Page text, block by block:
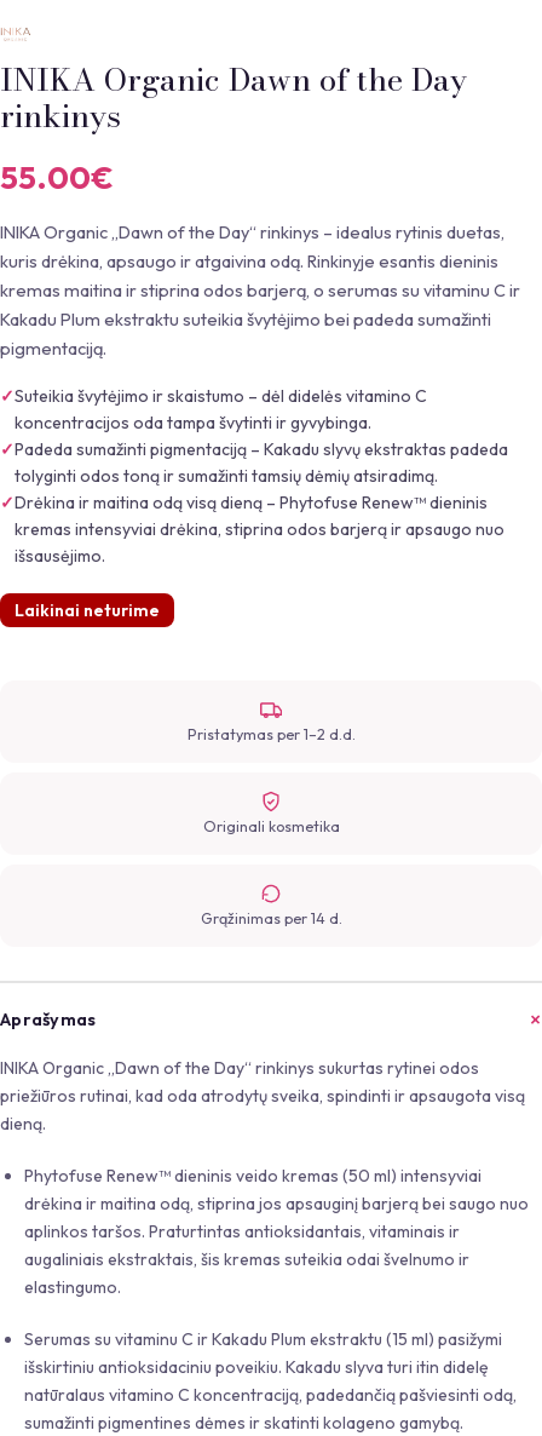
INIKA Organic Dawn of the Day
rinkinys
55.00€
INIKA Organic „Dawn of the Day“ rinkinys – idealus rytinis duetas,
kuris drėkina, apsaugo ir atgaivina odą. Rinkinyje esantis dieninis
kremas maitina ir stiprina odos barjerą, o serumas su vitaminu C ir
Kakadu Plum ekstraktu suteikia švytėjimo bei padeda sumažinti
pigmentaciją.
Suteikia švytėjimo ir skaistumo – dėl didelės vitamino C
koncentracijos oda tampa švytinti ir gyvybinga.
Padeda sumažinti pigmentaciją – Kakadu slyvų ekstraktas padeda
tolyginti odos toną ir sumažinti tamsių dėmių atsiradimą.
Drėkina ir maitina odą visą dieną – Phytofuse Renew™ dieninis
kremas intensyviai drėkina, stiprina odos barjerą ir apsaugo nuo
išsausėjimo.
Laikinai neturime
Pristatymas per 1–2 d.d.
Originali kosmetika
Grąžinimas per 14 d.
Aprašymas
INIKA Organic „Dawn of the Day“ rinkinys sukurtas rytinei odos
priežiūros rutinai, kad oda atrodytų sveika, spindinti ir apsaugota visą
dieną.
Phytofuse Renew™ dieninis veido kremas (50 ml) intensyviai
drėkina ir maitina odą, stiprina jos apsauginį barjerą bei saugo nuo
aplinkos taršos. Praturtintas antioksidantais, vitaminais ir
augaliniais ekstraktais, šis kremas suteikia odai švelnumo ir
elastingumo.
Serumas su vitaminu C ir Kakadu Plum ekstraktu (15 ml) pasižymi
išskirtiniu antioksidaciniu poveikiu. Kakadu slyva turi itin didelę
natūralaus vitamino C koncentraciją, padedančią pašviesinti odą,
sumažinti pigmentines dėmes ir skatinti kolageno gamybą.